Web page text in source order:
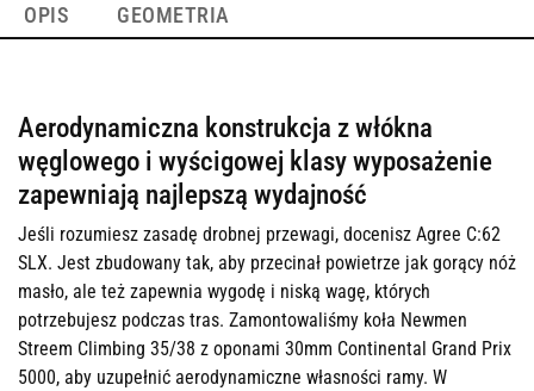
OPIS GEOMETRIA
Aerodynamiczna konstrukcja z włókna
węglowego i wyścigowej klasy wyposażenie
zapewniają najlepszą wydajność
Jeśli rozumiesz zasadę drobnej przewagi, docenisz Agree C:62
SLX. Jest zbudowany tak, aby przecinał powietrze jak gorący nóż
masło, ale też zapewnia wygodę i niską wagę, których
potrzebujesz podczas tras. Zamontowaliśmy koła Newmen
Streem Climbing 35/38 z oponami 30mm Continental Grand Prix
5000, aby uzupełnić aerodynamiczne własności ramy. W